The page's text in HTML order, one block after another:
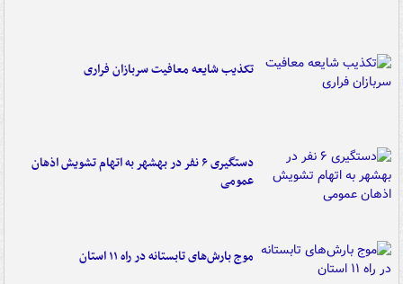
تکذیب شایعه معافیت سربازان فراری
دستگیری ۶ نفر در بهشهر به اتهام تشویش اذهان
عمومی
موج بارش‌های تابستانه در راه ۱۱ استان